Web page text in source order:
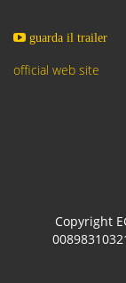
guarda il trailer
official web site
Copyright